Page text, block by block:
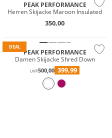
PEAK PERFORMANCE
Herren Skijacke Maroon Insulated
350,00
DEAL
PEAK PERFORMANCE
Damen Skijacke Shred Down
UVP500,00 399,99